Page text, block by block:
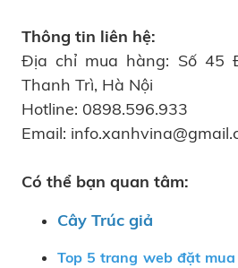
Thông tin liên hệ:
Địa chỉ mua hàng: Số 45
Thanh Trì, Hà Nội
Hotline: 0898.596.933
Email:
Có thể bạn quan tâm:
Cây Trúc giả
Top 5 trang web đặt